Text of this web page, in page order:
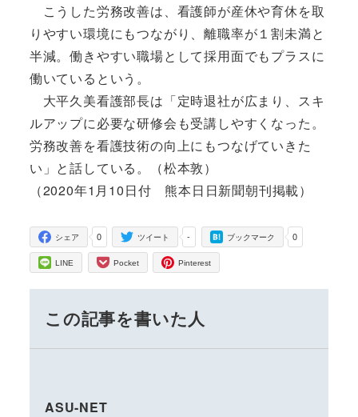
こうした労務改善は、看護師が産休や育休を取
りやすい環境にもつながり、離職率が１割未満と
半減。働きやすい職場として採用面でもプラスに
働いているという。
大平久美看護部長は「定時退社が広まり、スキ
ルアップに必要な研修会も受講しやすくなった。
労務改善を看護技術の向上にもつなげていきた
い」と話している。（松本敦）
（2020年1月10日付 熊本日日新聞朝刊掲載）
0
シェア -
ツイート 0
ブックマーク
LINE Pocket Pinterest
この記事を書いた人
ASU-NET